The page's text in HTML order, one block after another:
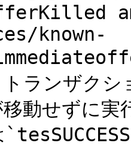
known-
トランザク
動せずに実